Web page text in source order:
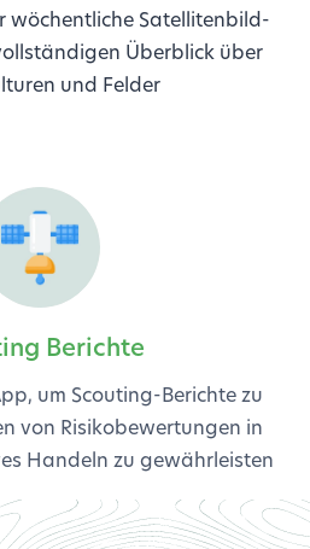
wöchentliche Satellitenbild-
Überblick über
und Felder
Berichte
um Scouting-Berichte zu
von Risikobewertungen in
Handeln zu gewährleisten